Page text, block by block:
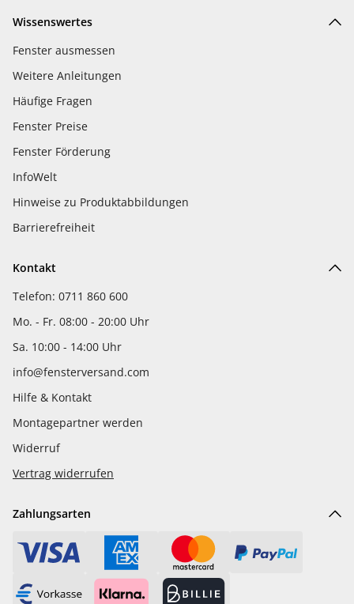
Wissenswertes
Fenster ausmessen
Weitere Anleitungen
Häufige Fragen
Fenster Preise
Fenster Förderung
InfoWelt
Hinweise zu Produktabbildungen
Barrierefreiheit
Kontakt
Telefon: 0711 860 600
Mo. - Fr. 08:00 - 20:00 Uhr
Sa. 10:00 - 14:00 Uhr
info@fensterversand.com
Hilfe & Kontakt
Montagepartner werden
Widerruf
Vertrag widerrufen
Zahlungsarten